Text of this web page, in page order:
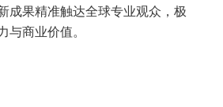
成果精准触达全球专业观众，极
商业价值。